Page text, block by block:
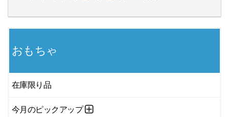
おもちゃ
在庫限り品
今月のピックアップ